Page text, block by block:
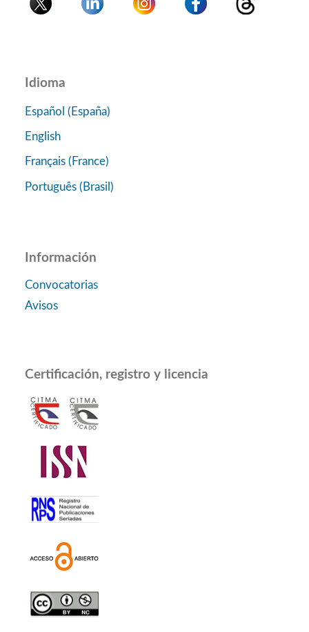
Idioma
Español (España)
English
Français (France)
Português (Brasil)
Información
Convocatorias
Avisos
Certificación, registro y licencia